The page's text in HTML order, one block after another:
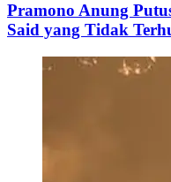
Pramono Anung
Said yang Tidak